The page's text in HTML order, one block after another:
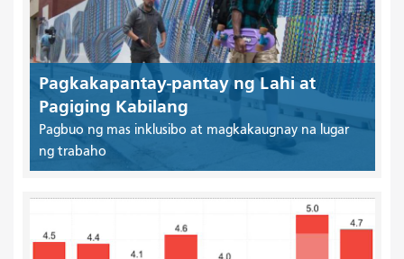
Pagkakapantay-pantay ng Lahi at
Pagiging Kabilang
Pagbuo ng mas inklusibo at magkakaugnay na lugar
ng trabaho